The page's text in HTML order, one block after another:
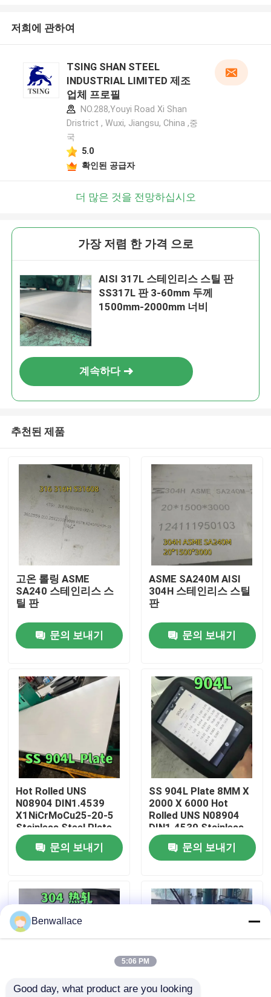
집
제품
우리 에 관한 것
공장 투어
품질 관리
뉴스
인용 을 요청 하십시오
저희에 관하여
TSING SHAN STEEL
INDUSTRIAL LIMITED 제조
업체 프로필
NO.288,Youyi Road Xi Shan
Dristrict , Wuxi, Jiangsu, China ,중
국
5.0
확인된 공급자
더 많은 것을 전망하십시오
가장 저렴 한 가격 으로
AISI 317L 스테인리스 스틸 판
SS317L 판 3-60mm 두께
1500mm-2000mm 너비
계속하다
추천된 제품
고온 롤링 ASME
SA240 스테인리스 스
틸 판
문의 보내기
ASME SA240M AISI
304H 스테인리스 스틸
판
문의 보내기
Hot Rolled UNS
N08904 DIN1.4539
X1NiCrMoCu25-20-5
Stainless Steel Plate
10MM SS 904L Plate
문의 보내기
SS 904L Plate 8MM X
2000 X 6000 Hot
Rolled UNS N08904
DIN1.4539 Stainless
Steel Plate
문의 보내기
Benwallace
5:06 PM
Good day, what product are you looking